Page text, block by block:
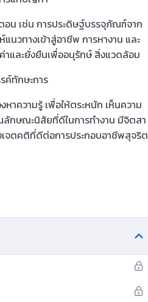
อน เช่น การประดิษฐ์บรรจุภัณฑ์จาก
นวทางเข้าสู่อาชีพ การหางาน และ
าและยั่งยืนเพื่ออนุรักษ์ สิ่งแวดล้อม
ค์ทักษะการ
าความรู้ เพื่อให้ตระหนัก เห็นความ
กษณะนิสัยที่ดีในการทำงาน มีจิตสา
เจตคติที่ดีต่อการประกอบอาชีพสุจริต